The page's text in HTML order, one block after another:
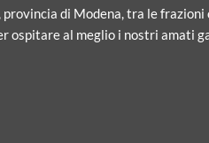
di Modena, tra le frazioni
ospitare al meglio i nostri amati